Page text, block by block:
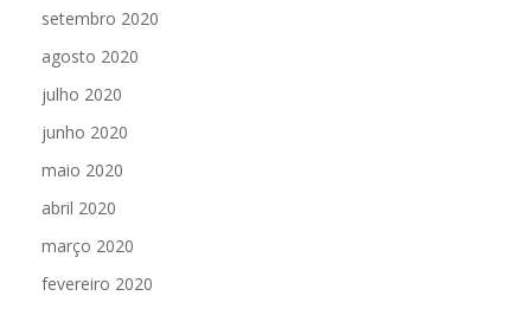
setembro 2020
agosto 2020
julho 2020
junho 2020
maio 2020
abril 2020
março 2020
fevereiro 2020